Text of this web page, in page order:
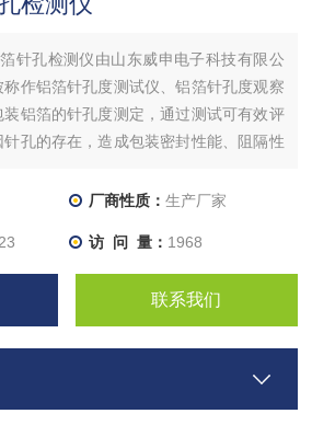
针孔检测仪由山东威申电子科技有限公
作铝箔针孔度测试仪、铝箔针孔度观察
铝箔的针孔度测定，通过测试可有效评
孔的存在，造成包装密封性能、阻隔性
厂商性质： 生产厂家
访 问 量： 1968
联系我们